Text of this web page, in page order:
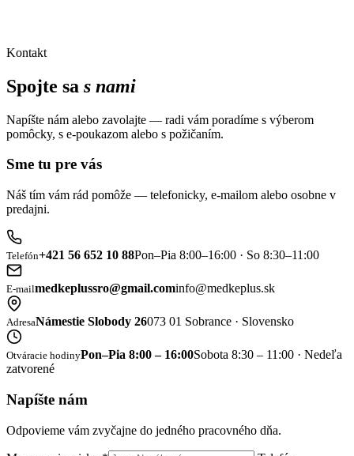
Kontakt
Spojte sa s nami
Napíšte nám alebo zavolajte — radi vám poradíme s výberom
pomôcky, s e-poukazom alebo s požičaním.
Sme tu pre vás
Náš tím vám rád pomôže — telefonicky, e-mailom alebo osobne v
predajni.
Telefón+421 56 652 10 88Pon–Pia 8:00–16:00 · So 8:30–11:00
E-mailmedkeplussro@gmail.cominfo@medkeplus.sk
AdresaNámestie Slobody 26073 01 Sobrance · Slovensko
Otváracie hodinyPon–Pia 8:00 – 16:00Sobota 8:30 – 11:00 · Nedeľa
zatvorené
Napíšte nám
Odpovieme vám zvyčajne do jedného pracovného dňa.